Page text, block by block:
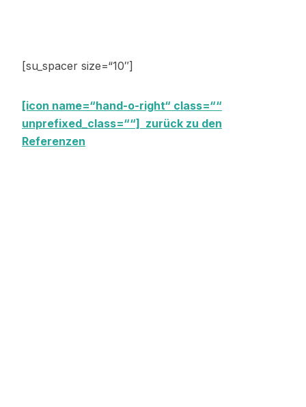
[su_spacer size=“10″]
[icon name=“hand-o-right“ class=““
unprefixed_class=““] zurück zu den
Referenzen